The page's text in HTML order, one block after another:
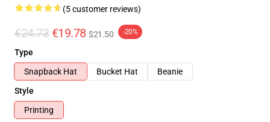
(5 customer reviews)
€24.73 €19.78 $21.50 -20%
Type
Snapback Hat
Bucket Hat
Beanie
Style
Printing